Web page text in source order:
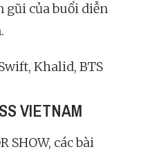
gũi của buổi diễn
Khalid, BTS
VIETNAM
SHOW, các bài